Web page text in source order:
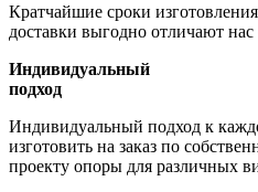
Кратчайшие сроки
доставки выгодно отличают нас
Индивидуальный
подход
Индивидуальный подход к
изготовить на заказ по
проекту опоры для различных